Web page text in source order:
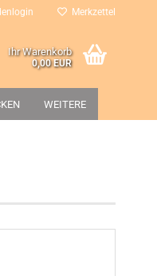
Merkzettel
Ihr Warenkorb
0,00 EUR
WEITERE